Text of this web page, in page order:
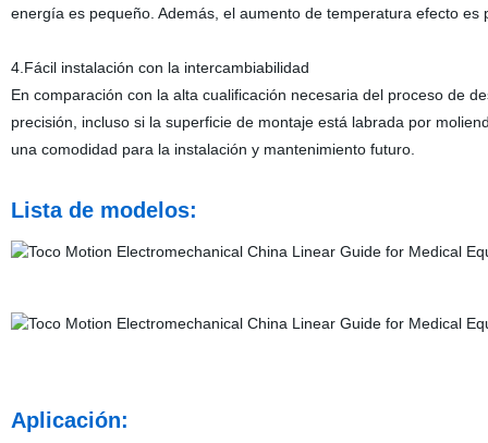
energía es pequeño. Además, el aumento de temperatura efecto
4.Fácil instalación con la intercambiabilidad
En comparación con la alta cualificación necesaria del proceso de
precisión, incluso si la superficie de montaje está labrada por
una comodidad para la instalación y mantenimiento futuro.
Lista de modelos:
Aplicación: